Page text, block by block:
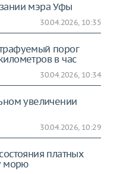
мэра Уфы
30.04.2026, 10:35
порог
в час
30.04.2026, 10:34
увеличении
30.04.2026, 10:29
платных
морю